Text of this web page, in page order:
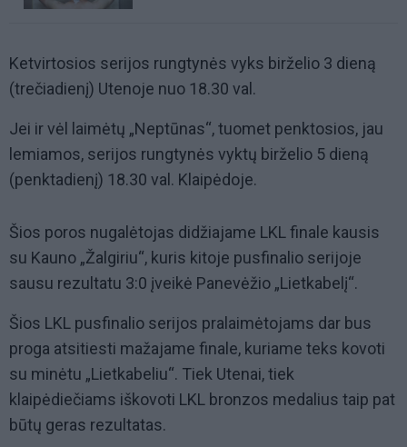
Ketvirtosios serijos rungtynės vyks birželio 3 dieną
(trečiadienį) Utenoje nuo 18.30 val.
Jei ir vėl laimėtų „Neptūnas“, tuomet penktosios, jau
lemiamos, serijos rungtynės vyktų birželio 5 dieną
(penktadienį) 18.30 val. Klaipėdoje.
Šios poros nugalėtojas didžiajame LKL finale kausis
su Kauno „Žalgiriu“, kuris kitoje pusfinalio serijoje
sausu rezultatu 3:0 įveikė Panevėžio „Lietkabelį“.
Šios LKL pusfinalio serijos pralaimėtojams dar bus
proga atsitiesti mažajame finale, kuriame teks kovoti
su minėtu „Lietkabeliu“. Tiek Utenai, tiek
klaipėdiečiams iškovoti LKL bronzos medalius taip pat
būtų geras rezultatas.